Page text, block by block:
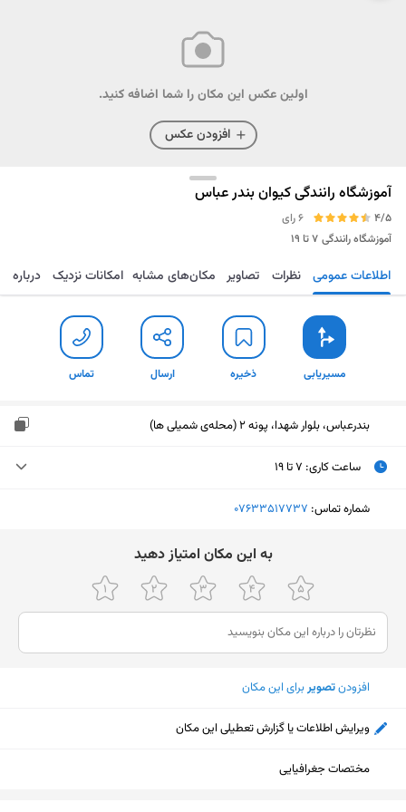
اولین عکس این مکان را شما اضافه کنید.
افزودن عکس
آموزشگاه رانندگی کیوان بندر عباس
4/5
6 رای
آموزشگاه رانندگی ۷ تا ۱۹
مسیریابی ذخیره ارسال تماس اطلاعات عمومی نظرات تصاویر مکان‌های مشابه امکانات نزدیک درباره
مسیریابی ذخیره ارسال تماس
بندرعباس، بلوار شهدا، پونه 2 (محله‌ی شمیلی ها)
ساعت کاری: ۷ تا ۱۹
یکشنبه (امروز)
چهارشنبه
۷ تا ۱۹
پنجشنبه
۷ تا ۱۹
جمعه
شنبه
شماره تماس: ‎07633517737
ﺑﻪ اﯾﻦ ﻣﮑﺎن اﻣﺘﯿﺎز دﻫﯿﺪ
افزودنتصویربرای این مکان
ویرایش اطلاعات یا گزارش تعطیلی این مکان
مختصات جغرافیایی